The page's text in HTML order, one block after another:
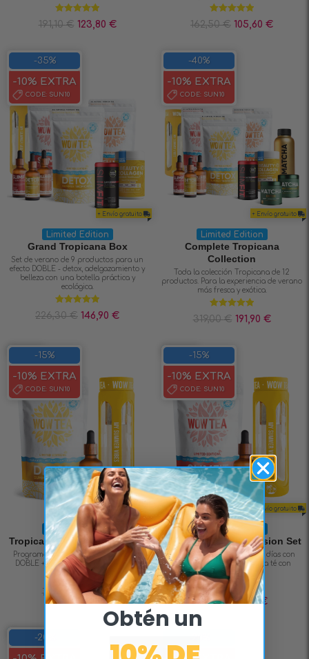
Valorado en
5.00 de 5
191,10€ 123,80 €
Valorado en
5.00de 5
162,50€ 105,60 €
+ Envío gratuito
-35%
-10% EXTRA
CODE: SUN10
Limited Edition
Grand Tropicana Box
Set de verano de 9 productos para un
efecto DOBLE - detox, adelgazamiento y
belleza con una botella práctica y
ecológica.
Valorado en
5.00de 5
226,30€ 146,90 €
+ Envío gratuito
-40%
-10% EXTRA
CODE: SUN10
Limited Edition
Complete Tropicana
Collection
Toda la colección Tropicana de 12
productos. Para la experiencia de verano
más fresca y exótica.
Valorado en
5.00de 5
319,00€ 191,90 €
+ Envío gratuito
SAVE 15%-15%
-10% EXTRA
CODE: SUN10
Limited Edition
Tropicana Detox Infusion Set
Programa detox de 21 días con efecto
DOBLE + botella para té con infusor.
Valorado en
5.00de 5
71,70€ 60,80 €
+ Envío gratuito
SAVE 15%-15%
-10% EXTRA
CODE: SUN10
Limited Edition
Tropicana Slimfit Infusion Set
Programa summer-fit de 21 días con
efecto DOBLE + botella para té con
infusor.
Valorado en
5.00de 5
71,70€ 60,80€
SAVE 20%-20%
Obtén un ​